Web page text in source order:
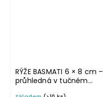
RÝŽE BASMATI 6 × 8 cm –
průhledná v tučném